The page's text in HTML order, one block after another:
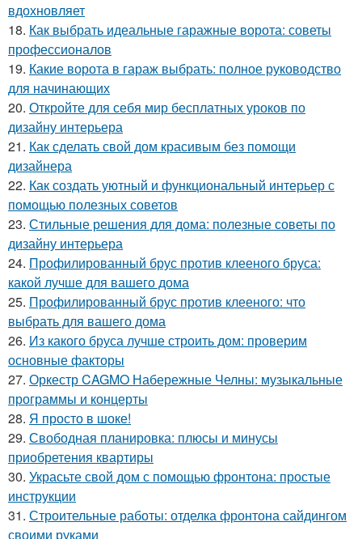
вдохновляет
18. Как выбрать идеальные гаражные ворота: советы
профессионалов
19. Какие ворота в гараж выбрать: полное руководство
для начинающих
20. Откройте для себя мир бесплатных уроков по
дизайну интерьера
21. Как сделать свой дом красивым без помощи
дизайнера
22. Как создать уютный и функциональный интерьер с
помощью полезных советов
23. Стильные решения для дома: полезные советы по
дизайну интерьера
24. Профилированный брус против клееного бруса:
какой лучше для вашего дома
25. Профилированный брус против клееного: что
выбрать для вашего дома
26. Из какого бруса лучше строить дом: проверим
основные факторы
27. Оркестр CAGMO Набережные Челны: музыкальные
программы и концерты
28. Я просто в шоке!
29. Свободная планировка: плюсы и минусы
приобретения квартиры
30. Украсьте свой дом с помощью фронтона: простые
инструкции
31. Строительные работы: отделка фронтона сайдингом
своими руками